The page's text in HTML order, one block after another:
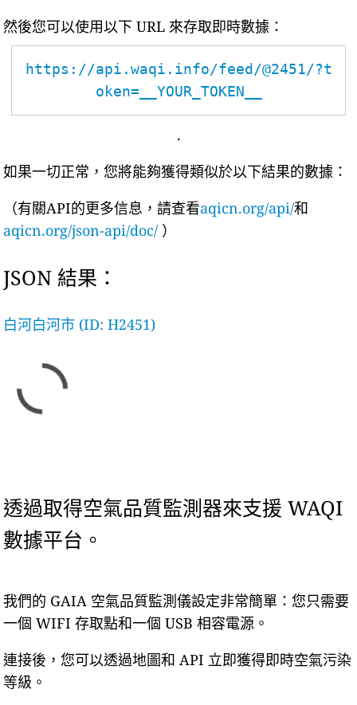
然後您可以使用以下 URL 來存取即時數據：
https://api.waqi.info/feed/@2451/?t
oken=__YOUR_TOKEN__
.
如果一切正常，您將能夠獲得類似於以下結果的數據：
（有關API的更多信息，請查看aqicn.org/api/和
aqicn.org/json-api/doc/ ）
JSON 結果：
白河白河市 (ID: H2451)
透過取得空氣品質監測器來支援 WAQI
數據平台。
我們的 GAIA 空氣品質監測儀設定非常簡單：您只需要
一個 WIFI 存取點和一個 USB 相容電源。
連接後，您可以透過地圖和 API 立即獲得即時空氣污染
等級。